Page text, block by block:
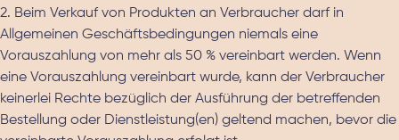
2. Beim Verkauf von Produkten an Verbraucher darf in
Allgemeinen Geschäftsbedingungen niemals eine
Vorauszahlung von mehr als 50 % vereinbart werden. Wenn
eine Vorauszahlung vereinbart wurde, kann der Verbraucher
keinerlei Rechte bezüglich der Ausführung der betreffenden
Bestellung oder Dienstleistung(en) geltend machen, bevor die